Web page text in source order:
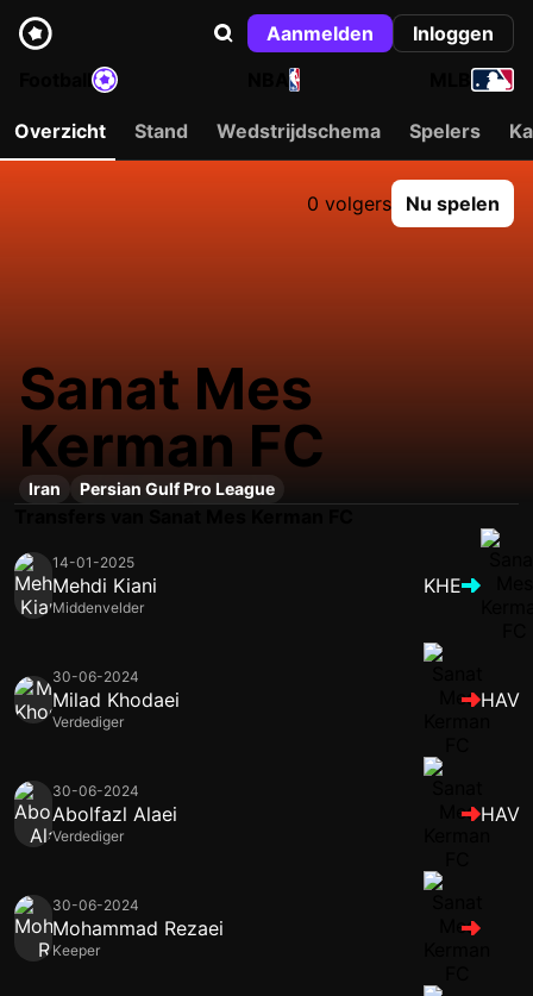
Aanmelden
Inloggen
NBA
Overzicht Stand Wedstrijdschema Spelers
0 volgers Nu spelen
Sanat Mes
Kerman FC
Iran Persian Gulf Pro League
14-01-2025
Mehdi Kiani
Middenvelder
KHE
30-06-2024
Milad Khodaei
Verdediger
HAV
30-06-2024
Abolfazl Alaei
Verdediger
HAV
30-06-2024
Mohammad Rezaei
Keeper